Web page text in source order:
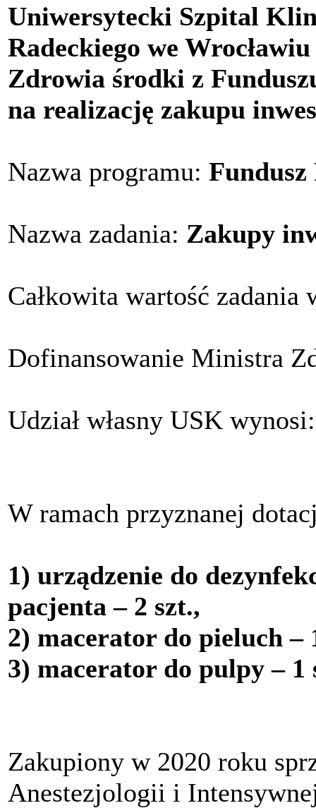
Uniwersytecki Szpital
Radeckiego we
Zdrowia środki z
na realizację zakupu
Nazwa programu: Fundusz
Nazwa zadania: Zakupy
Całkowita wartość
Dofinansowanie Ministra
Udział własny USK
W ramach przyznanej
1) urządzenie do
pacjenta – 2 szt.,
2) macerator do pieluch –
3) macerator do pulpy – 1
Zakupiony w 2020 roku
Anestezjologii i